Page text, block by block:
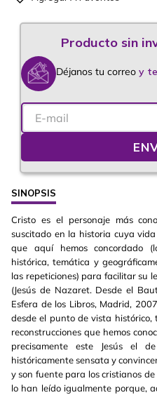
Déjanos tu correo y
SINOPSIS
Cristo es el personaje más
suscitado en la historia cuya
que aquí hemos concordado
histórica, temática y
las repeticiones) para facilitar su
(Jesús de Nazaret. Desde el
Esfera de los Libros, Madrid,
desde el punto de vista histórico,
reconstrucciones que hemos
precisamente este Jesús el
históricamente sensata y
y son fuente para los cristianos
lo han leído igualmente porque,